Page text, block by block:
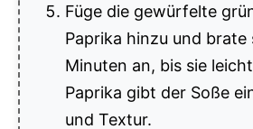
Füge die gewürfelte
Paprika hinzu und brate
Minuten an, bis sie
Paprika gibt der Soße
und Textur.